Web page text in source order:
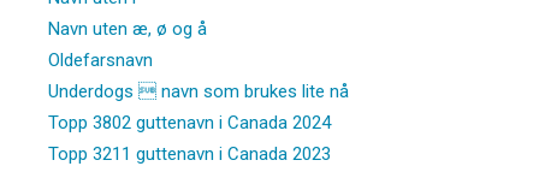
Navn uten æ, ø og å
Oldefarsnavn
Underdogs  navn som brukes lite nå
Topp 3802 guttenavn i Canada 2024
Topp 3211 guttenavn i Canada 2023